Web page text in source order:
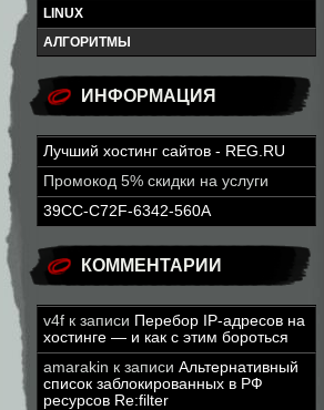
LINUX
АЛГОРИТМЫ
ИНФОРМАЦИЯ
Лучший хостинг сайтов - REG.RU
Промокод 5% скидки на услуги
39CC-C72F-6342-560A
КОММЕНТАРИИ
v4f к записи Перебор IP-адресов на
хостинге — и как с этим бороться
amarakin к записи Альтернативный
список заблокированных в РФ
ресурсов Re:filter